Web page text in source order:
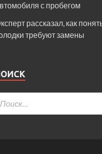
с пробегом
рассказал, как
требуют замены